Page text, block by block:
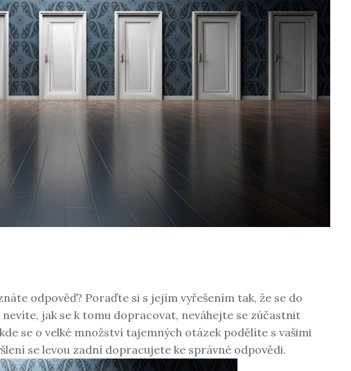
odpověď? Poraďte si s jejím vyřešením tak, že se do
jak se k tomu dopracovat, neváhejte se zúčastnit
se o velké množství tajemných otázek podělíte s vašimi
se levou zadní dopracujete ke správné odpovědi.